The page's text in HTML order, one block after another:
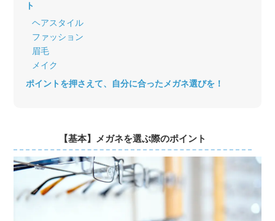
ト
ヘアスタイル
ファッション
眉毛
メイク
ポイントを押さえて、自分に合ったメガネ選びを！
【基本】メガネを選ぶ際のポイント